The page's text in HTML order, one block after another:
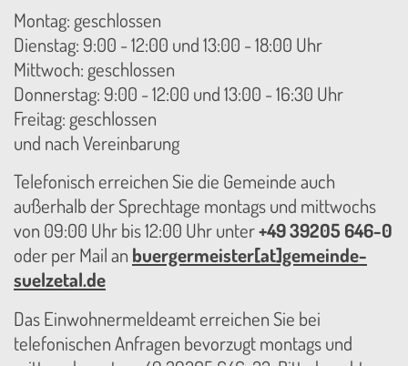
Montag: geschlossen
Dienstag: 9:00 - 12:00 und 13:00 - 18:00 Uhr
Mittwoch: geschlossen
Donnerstag: 9:00 - 12:00 und 13:00 - 16:30 Uhr
Freitag: geschlossen
und nach Vereinbarung
Telefonisch erreichen Sie die Gemeinde auch
außerhalb der Sprechtage montags und mittwochs
von 09:00 Uhr bis 12:00 Uhr unter+49 39205 646-0
oder per Mail an buergermeister[at]gemeinde-
suelzetal.de
Das Einwohnermeldeamt erreichen Sie bei
telefonischen Anfragen bevorzugt montags und